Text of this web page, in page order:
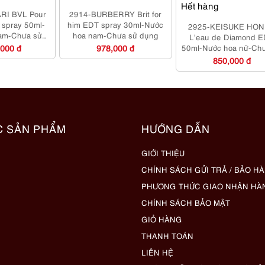
BVL Pour
50ml-
Chưa sử
đ
2914-BURBERRY Brit for
him EDT spray 30ml-Nước
hoa nam-Chưa sử dụng
978,000 đ
Hết hàng
2925-KEISUKE
L’eau de Diamond
50ml-Nước hoa nữ-
dụng
850,000 đ
SẢN PHẨM HƯỚNG DẪN
GIỚI THIỆU
CHÍNH SÁCH GỬI TRẢ / BẢO
PHƯƠNG THỨC GIAO NHẬN
CHÍNH SÁCH BẢO MẬT
GIỎ HÀNG
THANH TOÁN
LIÊN HỆ